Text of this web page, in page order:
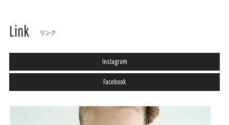
Link リンク
Instagram
Facebook